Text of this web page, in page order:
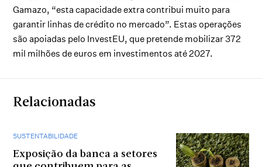
Gamazo, “esta capacidade extra contribui muito para
garantir linhas de crédito no mercado”. Estas operações
são apoiadas pelo InvestEU, que pretende mobilizar 372
mil milhões de euros em investimentos até 2027.
Relacionadas
SUSTENTABILIDADE
Exposição da banca a setores